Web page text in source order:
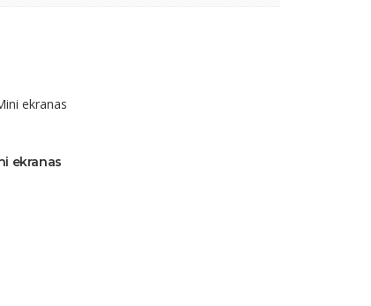
ekranas